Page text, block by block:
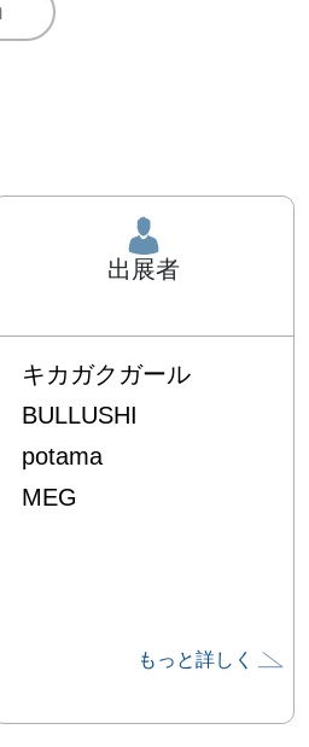
出展者
キカガクガール
BULLUSHI
potama
MEG
もっと詳しく